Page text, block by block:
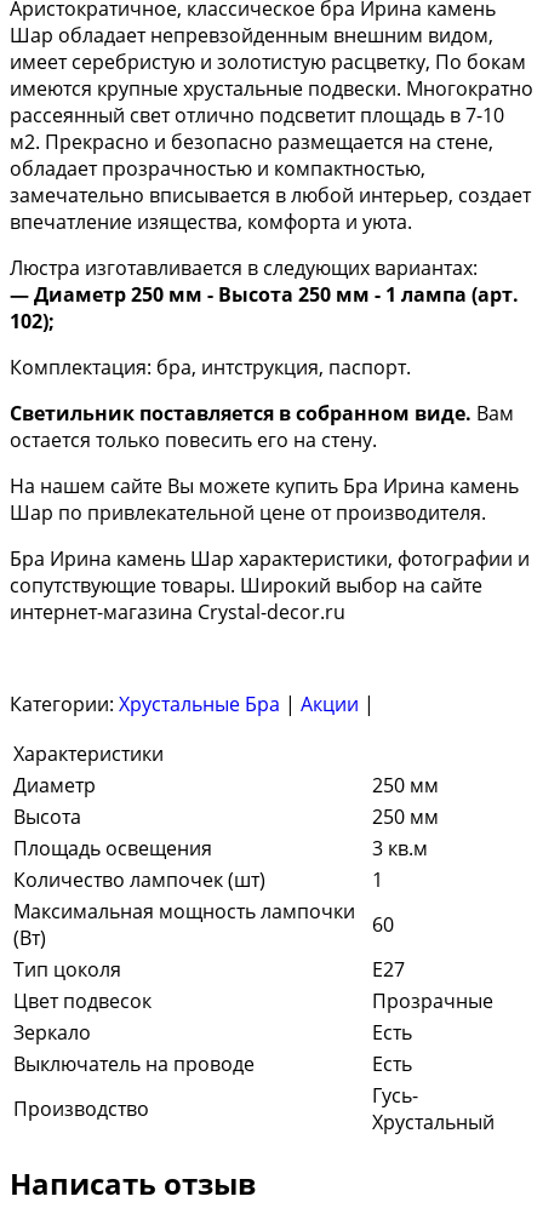
Аристократичное, классическое бра Ирина камень
Шар обладает непревзойденным внешним видом,
имеет серебристую и золотистую расцветку, По бокам
имеются крупные хрустальные подвески. Многократно
рассеянный свет отлично подсветит площадь в 7-10
м2. Прекрасно и безопасно размещается на стене,
обладает прозрачностью и компактностью,
замечательно вписывается в любой интерьер, создает
впечатление изящества, комфорта и уюта.
Люстра изготавливается в следующих вариантах:
— Диаметр 250 мм - Высота 250 мм - 1 лампа (арт.
102);
Комплектация: бра, интструкция, паспорт.
Светильник поставляется в собранном виде. Вам
остается только повесить его на стену.
На нашем сайте Вы можете купить Бра Ирина камень
Шар по привлекательной цене от производителя.
Бра Ирина камень Шар характеристики, фотографии и
сопутствующие товары. Широкий выбор на сайте
интернет-магазина Crystal-decor.ru
Категории: Хрустальные Бра | Акции |
Характеристики
Диаметр
250 мм
Высота
250 мм
Площадь освещения
3 кв.м
Количество лампочек (шт)
1
Максимальная мощность лампочки
(Вт)
60
Тип цоколя
E27
Цвет подвесок
Прозрачные
Зеркало
Есть
Выключатель на проводе
Есть
Производство
Гусь-
Хрустальный
Написать отзыв